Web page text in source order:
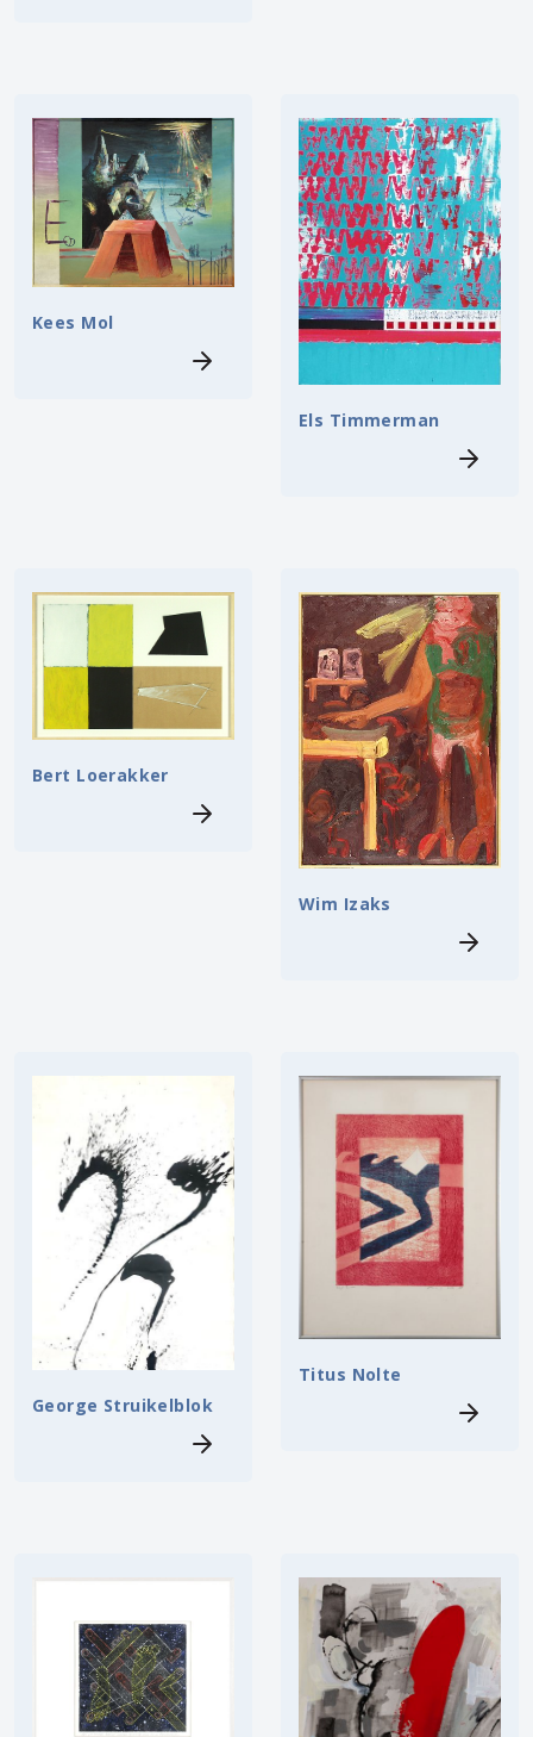
Kees Mol
Els Timmerman
Bert Loerakker
Wim Izaks
George Struikelblok
Titus Nolte